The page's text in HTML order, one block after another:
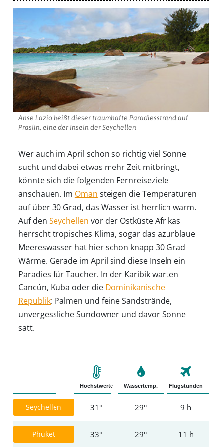
Anse Lazio heißt dieser traumhafte Paradiesstrand auf
Praslin, eine der Inseln der Seychellen
Wer auch im April schon so richtig viel Sonne
sucht und dabei etwas mehr Zeit mitbringt,
könnte sich die folgenden Fernreiseziele
anschauen. Im Oman steigen die Temperaturen
auf über 30 Grad, das Wasser ist herrlich warm.
Auf den Seychellen vor der Ostküste Afrikas
herrscht tropisches Klima, sogar das azurblaue
Meereswasser hat hier schon knapp 30 Grad
Wärme. Gerade im April sind diese Inseln ein
Paradies für Taucher. In der Karibik warten
Cancún, Kuba oder die Dominikanische
Republik: Palmen und feine Sandstrände,
unvergessliche Sundowner und davor Sonne
satt.
Höchstwerte Wassertemp. Flugstunden
Seychellen 31° 29° 9 h
Phuket 33° 29° 11 h